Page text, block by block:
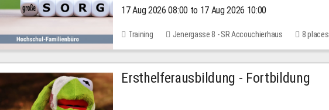
17 Aug 2026 08:00 to 17 Aug 2026 10:00
Training Jenergasse 8 - SR Accouchierhaus 8 places
Ersthelferausbildung - Fortbildung